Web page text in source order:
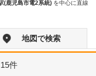
(鹿児島市電2系統) を中心に直線
地図で検索
件